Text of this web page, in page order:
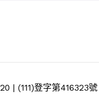
| (111)登字第416323號